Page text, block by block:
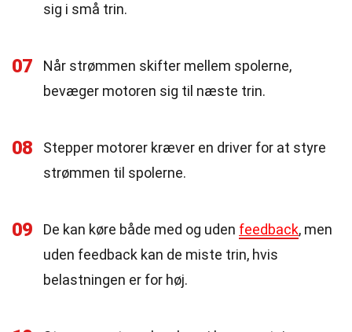
sig i små trin.
07
Når strømmen skifter mellem spolerne,
bevæger motoren sig til næste trin.
08
Stepper motorer kræver en driver for at styre
strømmen til spolerne.
09 De kan køre både med og uden feedback, men
uden feedback kan de miste trin, hvis
belastningen er for høj.